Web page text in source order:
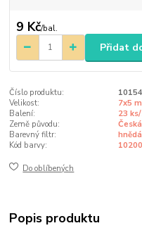
9 Kč/bal.
Přidat
Číslo produktu:
Velikost:
7x5
Balení:
23
Země původu:
Barevný filtr:
hnědá
Kód barvy:
10200
Do oblíbených
Popis produktu